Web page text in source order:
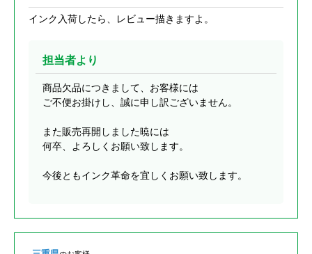
インク入荷したら、レビュー描きますよ。
担当者より
商品欠品につきまして、お客様には
ご不便お掛けし、誠に申し訳ございません。
また販売再開しました暁には
何卒、よろしくお願い致します。
今後ともインク革命を宜しくお願い致します。